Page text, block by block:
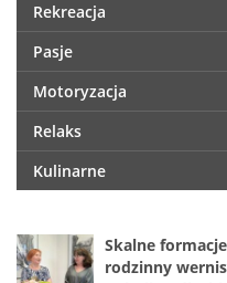
Rekreacja
Pasje
Motoryzacja
Relaks
Kulinarne
Skalne
rodzinny